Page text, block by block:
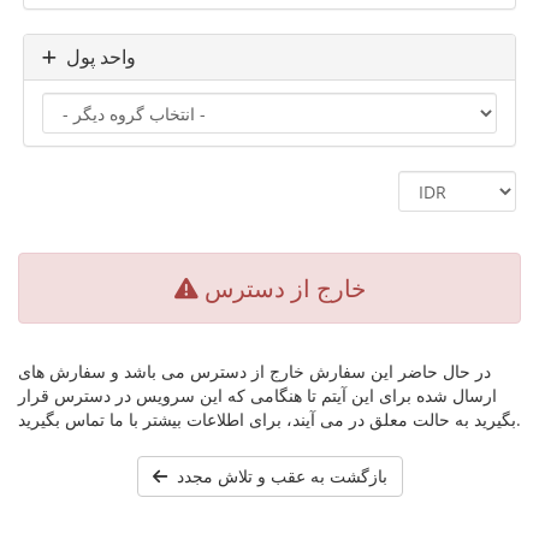
واحد پول
خارج از دسترس
در حال حاضر این سفارش خارج از دسترس می باشد و سفارش های
ارسال شده برای این آیتم تا هنگامی که این سرویس در دسترس قرار
بگیرید به حالت معلق در می آیند، برای اطلاعات بیشتر با ما تماس بگیرید.
بازگشت به عقب و تلاش مجدد